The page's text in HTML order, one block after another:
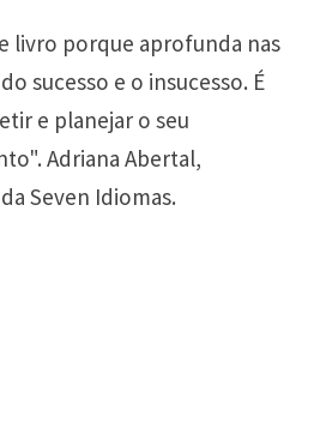
livro porque aprofunda nas
sucesso e o insucesso. É
e planejar o seu
Adriana Abertal,
Seven Idiomas.